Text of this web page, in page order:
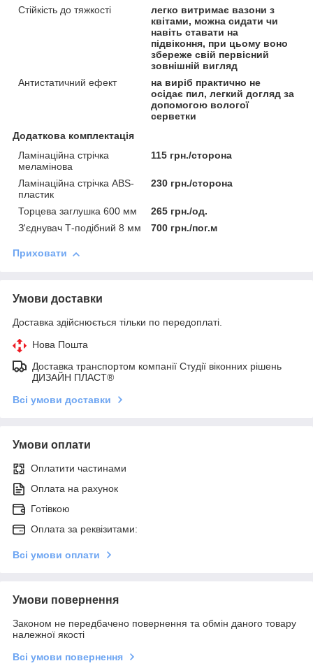
Стійкість до тяжкості
легко витримає вазони з
квітами, можна сидати чи
навіть ставати на
підвіконня, при цьому воно
збереже свій первісний
зовнішній вигляд
Антистатичний ефект
на виріб практично не
осідає пил, легкий догляд за
допомогою вологої
серветки
Додаткова комплектація
Ламінаційна стрічка
меламінова
115 грн./сторона
Ламінаційна стрічка ABS-
пластик
230 грн./сторона
Торцева заглушка 600 мм
265 грн./од.
З'єднувач Т-подібний 8 мм
700 грн./пог.м
Приховати
Умови доставки
Доставка здійснюється тільки по передоплаті.
Нова Пошта
Доставка транспортом компанії Студії віконних рішень
ДИЗАЙН ПЛАСТ®
Всі умови доставки
Умови оплати
Оплатити частинами
Оплата на рахунок
Готівкою
Оплата за реквізитами:
Всі умови оплати
Умови повернення
Законом не передбачено повернення та обмін даного товару
належної якості
Всі умови повернення